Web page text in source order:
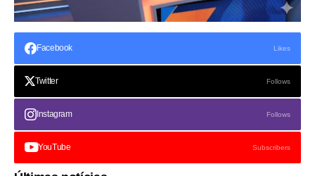
Facebook Likes
Twitter Follows
Instagram Follows
YouTube Subscribers